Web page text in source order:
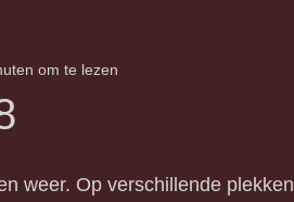
om te lezen
weer. Op verschillende plekken